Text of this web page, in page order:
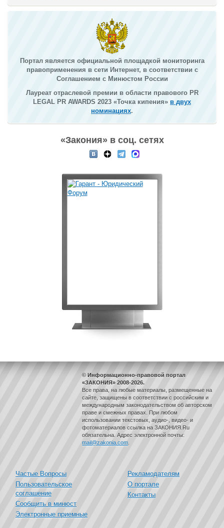
В этом деле «прекрасно» все: от такой «малости», как
переписывание карандашиком на папке статей обвинения без
положенного по УПК РФ закрытия одного и возбуждения другого
дела, до того, что по всем законам...
Портал является официальной площадкой мониторинга
правоприменения в сети Интернет, в соответствии с
Соглашением с Минюстом России
Лауреат отраслевой премии в области правового PR
LEGAL PR AWARDS 2023 «Точка кипения» в двух
номинациях.
«Закония» в соц. сетях
© Информационно-правовой портал
«ЗАКОНИЯ» 2008-2026.
Все права, на любые материалы, размещенные на
сайте, защищены в соответствии с российским и
международным законодательством об авторском
праве и смежных правах. При любом
использовании текстовых, аудио-, видео- и
фотоматериалов ссылка на ЗАКОНИЯ.Ru
обязательна. Адрес электронной почты:
mail@zakonia.com
Частые Вопросы
Пользовательское
соглашение
Сообщить в минюст
Электронные приемные
Рекламодателям
О портале
Контакты